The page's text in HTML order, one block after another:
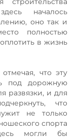
началось
оно так и
полностью
в жизнь
что эту
под дорожную
развязки, и для
что
не только
спорта
могли бы